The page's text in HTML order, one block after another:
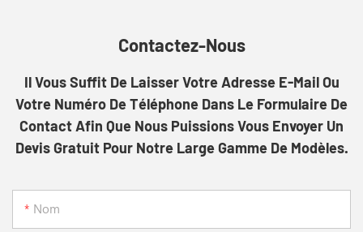
Contactez-Nous
Il Vous Suffit De Laisser Votre Adresse E-Mail Ou
Votre Numéro De Téléphone Dans Le Formulaire De
Contact Afin Que Nous Puissions Vous Envoyer Un
Devis Gratuit Pour Notre Large Gamme De Modèles.
Nom